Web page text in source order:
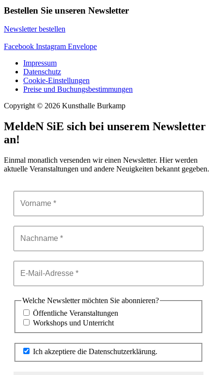
Bestellen Sie unseren Newsletter
Newsletter bestellen
Facebook Instagram Envelope
Impressum
Datenschutz
Cookie-Einstellungen
Preise und Buchungsbestimmungen
Copyright © 2026 Kunsthalle Burkamp
MeldeN SiE sich bei unserem Newsletter
an!
Einmal monatlich versenden wir einen Newsletter. Hier werden
aktuelle Veranstaltungen und andere Neuigkeiten bekannt gegeben.
Welche Newsletter möchten Sie abonnieren?
Öffentliche Veranstaltungen
Workshops und Unterricht
Ich akzeptiere die Datenschutzerklärung.